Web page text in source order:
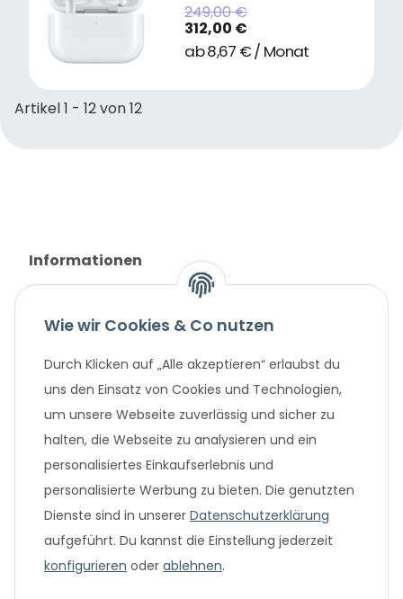
249,00 €
312,00 €
ab 8,67 € / Monat
Artikel 1 - 12 von 12
Informationen
Unternehmen
Beliebte Angebote
Wie wir Cookies & Co nutzen
Durch Klicken auf „Alle akzeptieren“ erlaubst du
uns den Einsatz von Cookies und Technologien,
um unsere Webseite zuverlässig und sicher zu
halten, die Webseite zu analysieren und ein
personalisiertes Einkaufserlebnis und
personalisierte Werbung zu bieten. Die genutzten
Dienste sind in unserer Datenschutzerklärung
aufgeführt. Du kannst die Einstellung jederzeit
konfigurieren oder ablehnen.